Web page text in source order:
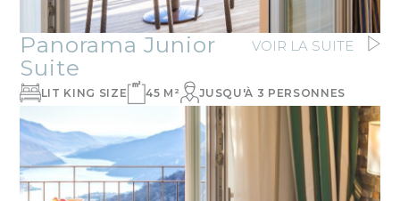
Panorama Junior
Suite
VOIR LA SUITE
LIT KING SIZE 45 M² JUSQU'À 3 PERSONNES